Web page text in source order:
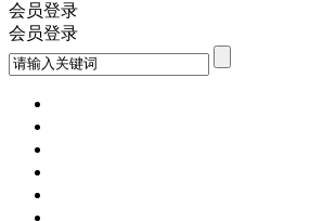
会员登录
会员登录